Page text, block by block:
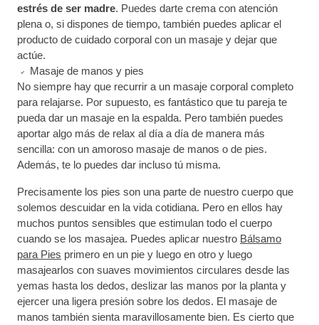
estrés de ser madre. Puedes darte crema con atención
plena o, si dispones de tiempo, también puedes aplicar el
producto de cuidado corporal con un masaje y dejar que
actúe.
Masaje de manos y pies
No siempre hay que recurrir a un masaje corporal completo
para relajarse. Por supuesto, es fantástico que tu pareja te
pueda dar un masaje en la espalda. Pero también puedes
aportar algo más de relax al día a día de manera más
sencilla: con un amoroso masaje de manos o de pies.
Además, te lo puedes dar incluso tú misma.
Precisamente los pies son una parte de nuestro cuerpo que
solemos descuidar en la vida cotidiana. Pero en ellos hay
muchos puntos sensibles que estimulan todo el cuerpo
cuando se los masajea. Puedes aplicar nuestro Bálsamo
para Pies primero en un pie y luego en otro y luego
masajearlos con suaves movimientos circulares desde las
yemas hasta los dedos, deslizar las manos por la planta y
ejercer una ligera presión sobre los dedos. El masaje de
manos también sienta maravillosamente bien. Es cierto que